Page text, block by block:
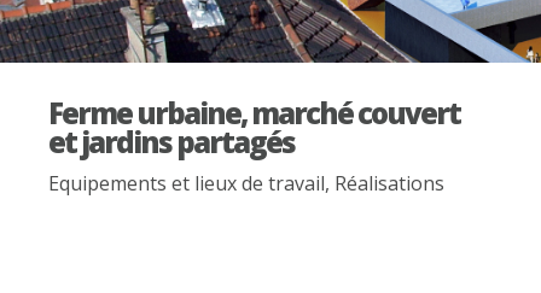
Ferme urbaine, marché couvert
et jardins partagés
Equipements et lieux de travail, Réalisations